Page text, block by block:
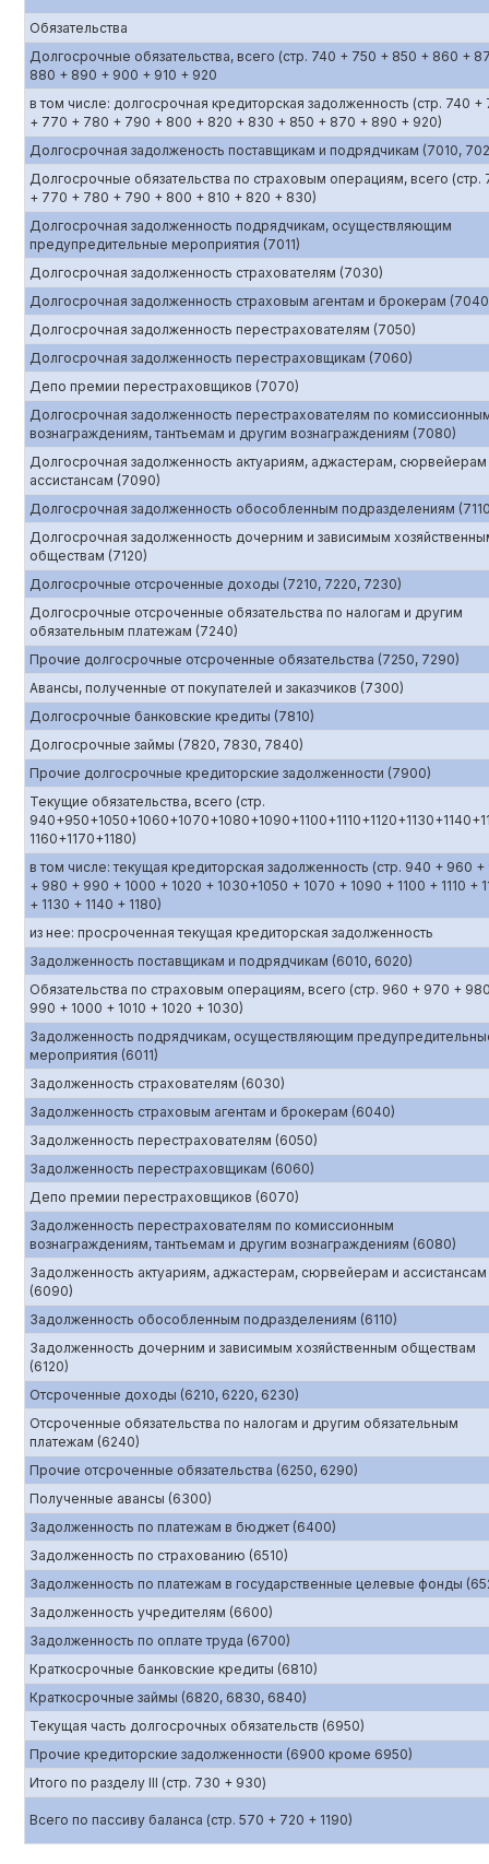
Обязательства
Долгосрочные обязательства, всего (стр. 740 + 750 + 850 + 860 +
880 + 890 + 900 + 910 + 920
в том числе: долгосрочная кредиторская задолженность (стр. 740 +
+ 770 + 780 + 790 + 800 + 820 + 830 + 850 + 870 + 890 + 920)
Долгосрочная задолженость поставщикам и подрядчикам (7010,
Долгосрочные обязательства по страховым операциям, всего (стр.
+ 770 + 780 + 790 + 800 + 810 + 820 + 830)
Долгосрочная задолженность подрядчикам, осуществляющим
предупредительные мероприятия (7011)
Долгосрочная задолженность страхователям (7030)
Долгосрочная задолженность страховым агентам и брокерам
Долгосрочная задолженность перестрахователям (7050)
Долгосрочная задолженность перестраховщикам (7060)
Депо премии перестраховщиков (7070)
Долгосрочная задолженность перестрахователям по
вознаграждениям, тантьемам и другим вознаграждениям (7080)
Долгосрочная задолженность актуариям, аджастерам, сюрвейерам
ассистансам (7090)
Долгосрочная задолженность обособленным подразделениям
Долгосрочная задолженность дочерним и зависимым
обществам (7120)
Долгосрочные отсроченные доходы (7210, 7220, 7230)
Долгосрочные отсроченные обязательства по налогам и другим
обязательным платежам (7240)
Прочие долгосрочные отсроченные обязательства (7250, 7290)
Авансы, полученные от покупателей и заказчиков (7300)
Долгосрочные банковские кредиты (7810)
Долгосрочные займы (7820, 7830, 7840)
Прочие долгосрочные кредиторские задолженности (7900)
Текущие обязательства, всего (стр.
1160+1170+1180)
в том числе: текущая кредиторская задолженность (стр. 940 + 960
+ 980 + 990 + 1000 + 1020 + 1030+1050 + 1070 + 1090 + 1100 + 1110 +
+ 1130 + 1140 + 1180)
из нее: просроченная текущая кредиторская задолженность
Задолженность поставщикам и подрядчикам (6010, 6020)
Обязательства по страховым операциям, всего (стр. 960 + 970 +
990 + 1000 + 1010 + 1020 + 1030)
Задолженность подрядчикам, осуществляющим
мероприятия (6011)
Задолженность страхователям (6030)
Задолженность страховым агентам и брокерам (6040)
Задолженность перестрахователям (6050)
Задолженность перестраховщикам (6060)
Депо премии перестраховщиков (6070)
Задолженность перестрахователям по комиссионным
вознаграждениям, тантьемам и другим вознаграждениям (6080)
Задолженность актуариям, аджастерам, сюрвейерам и ассистансам
(6090)
Задолженность обособленным подразделениям (6110)
Задолженность дочерним и зависимым хозяйственным обществам
(6120)
Отсроченные доходы (6210, 6220, 6230)
Отсроченные обязательства по налогам и другим обязательным
платежам (6240)
Прочие отсроченные обязательства (6250, 6290)
Полученные авансы (6300)
Задолженность по платежам в бюджет (6400)
Задолженность по страхованию (6510)
Задолженность по платежам в государственные целевые фонды
Задолженность учредителям (6600)
Задолженность по оплате труда (6700)
Краткосрочные банковские кредиты (6810)
Краткосрочные займы (6820, 6830, 6840)
Текущая часть долгосрочных обязательств (6950)
Прочие кредиторские задолженности (6900 кроме 6950)
Итого по разделу III (стр. 730 + 930)
Всего по пассиву баланса (стр. 570 + 720 + 1190)